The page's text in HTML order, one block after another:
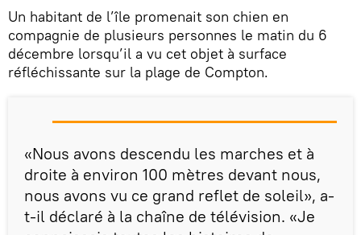
Un habitant de l’île promenait son chien en
compagnie de plusieurs personnes le matin du 6
décembre lorsqu’il a vu cet objet à surface
réfléchissante sur la plage de Compton.
«Nous avons descendu les marches et à
droite à environ 100 mètres devant nous,
nous avons vu ce grand reflet de soleil», a-
t-il déclaré à la chaîne de télévision. «Je